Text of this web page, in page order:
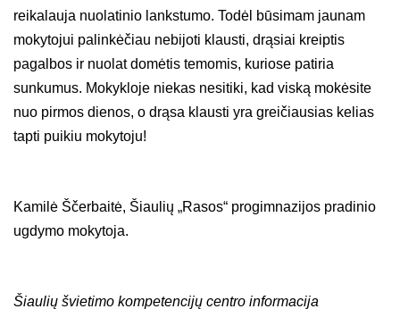
reikalauja nuolatinio lankstumo. Todėl būsimam jaunam
mokytojui palinkėčiau nebijoti klausti, drąsiai kreiptis
pagalbos ir nuolat domėtis temomis, kuriose patiria
sunkumus. Mokykloje niekas nesitiki, kad viską mokėsite
nuo pirmos dienos, o drąsa klausti yra greičiausias kelias
tapti puikiu mokytoju!
Kamilė Ščerbaitė, Šiaulių „Rasos“ progimnazijos pradinio
ugdymo mokytoja.
Šiaulių švietimo kompetencijų centro informacija